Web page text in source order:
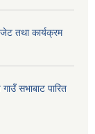
तथा कार्यक्रम
सभाबाट पारित